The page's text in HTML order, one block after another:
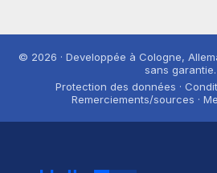
© 2026 · Developpée à Cologne,
sans garantie.
Protection des données ·
Remerciements/sources ·